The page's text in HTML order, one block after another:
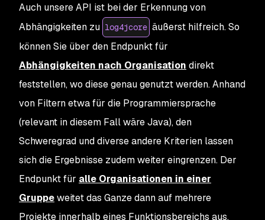
Auch unsere API ist bei der Erkennung von
Abhängigkeiten zu log4jcore äußerst hilfreich. So
können Sie über den Endpunkt für
Abhängigkeiten nach Organisation direkt
feststellen, wo diese genau genutzt werden. Anhand
von Filtern etwa für die Programmiersprache
(relevant in diesem Fall wäre Java), den
Schweregrad und diverse andere Kriterien lassen
sich die Ergebnisse zudem weiter eingrenzen. Der
Endpunkt für alle Organisationen in einer
Gruppeweitet das Ganze dann auf mehrere
Projekte innerhalb eines Funktionsbereichs aus.